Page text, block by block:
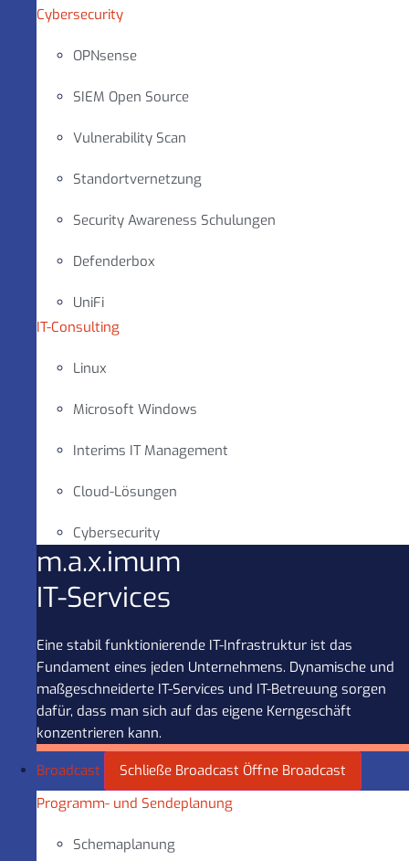
Cybersecurity
OPNsense
SIEM Open Source
Vulnerability Scan
Standortvernetzung
Security Awareness Schulungen
Defenderbox
UniFi
IT-Consulting
Linux
Microsoft Windows
Interims IT Management
Cloud-Lösungen
Cybersecurity
m.a.x.imum
IT-Services
Eine stabil funktionierende IT-Infrastruktur ist das
Fundament eines jeden Unternehmens. Dynamische und
maßgeschneiderte IT-Services und IT-Betreuung sorgen
dafür, dass man sich auf das eigene Kerngeschäft
konzentrieren kann.
Broadcast Schließe Broadcast Öffne Broadcast
Programm- und Sendeplanung
Schemaplanung